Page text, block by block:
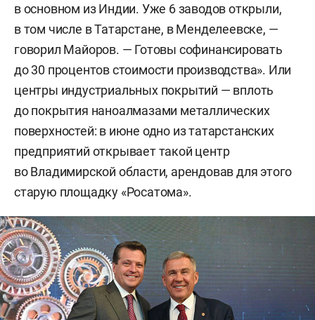
в основном из Индии. Уже 6 заводов открыли,
в том числе в Татарстане, в Менделеевске, —
говорил Майоров. — Готовы софинансировать
до 30 процентов стоимости производства». Или
центры индустриальных покрытий — вплоть
до покрытия наноалмазами металлических
поверхностей: в июне одно из татарстанских
предприятий открывает такой центр
во Владимирской области, арендовав для этого
старую площадку «Росатома».